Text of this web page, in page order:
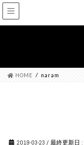
HOME naram
2019-03-23 / 最終更新日 :